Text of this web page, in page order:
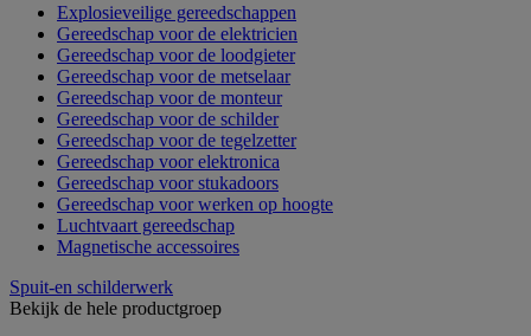
Explosieveilige gereedschappen
Gereedschap voor de elektricien
Gereedschap voor de loodgieter
Gereedschap voor de metselaar
Gereedschap voor de monteur
Gereedschap voor de schilder
Gereedschap voor de tegelzetter
Gereedschap voor elektronica
Gereedschap voor stukadoors
Gereedschap voor werken op hoogte
Luchtvaart gereedschap
Magnetische accessoires
Spuit-en schilderwerk
Bekijk de hele productgroep